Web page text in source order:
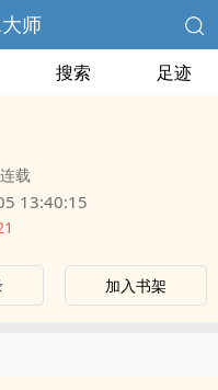
师
搜索 足迹
连载
13:40:15
加入书架